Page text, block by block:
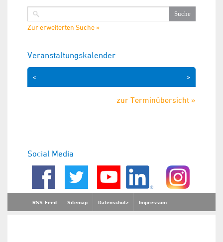
Zur erweiterten Suche »
Veranstaltungskalender
>
<
zur Terminübersicht »
Social Media
RSS-Feed Sitemap Datenschutz Impressum